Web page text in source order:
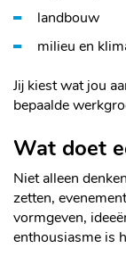
landbouw
milieu en
Jij kiest wat jou
bepaalde
Wat doet
Niet alleen
zetten,
vormgeven,
enthousiasme is